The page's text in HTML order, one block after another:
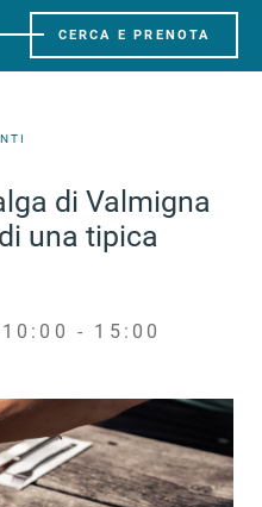
CERCA E PRENOTA
di Valmigna
una tipica
- 15:00